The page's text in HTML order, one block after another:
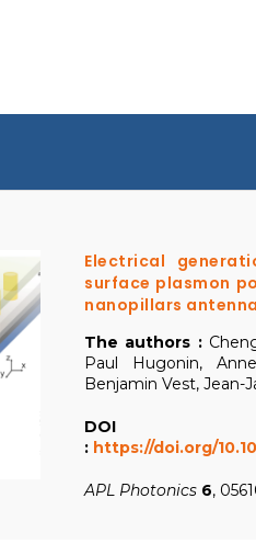
Electrical
surface plasmon
nanopillars
The authors :
Paul Hugonin,
Benjamin Vest, Jean-
DOI
: https://doi.org/
APL Photonics 6,